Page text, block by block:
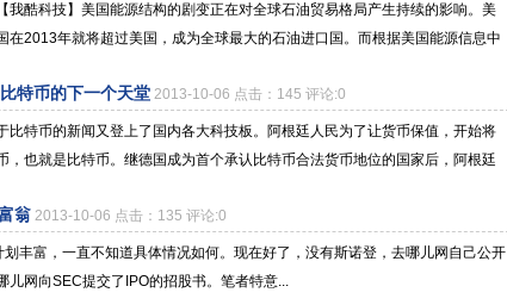
我酷科技】美国能源结构的剧变正在对全球石油贸易格局产生持续的影响。美
在2013年就将超过美国，成为全球最大的石油进口国。而根据美国能源信息中
特币的下一个天堂 2013-10-06 点击：145 评论:0
比特币的新闻又登上了国内各大科技板。阿根廷人民为了让货币保值，开始将
，也就是比特币。继德国成为首个承认比特币合法货币地位的国家后，阿根廷
翁 2013-10-06 点击：135 评论:0
丰富，一直不知道具体情况如何。现在好了，没有斯诺登，去哪儿网自己公开
网向SEC提交了IPO的招股书。笔者特意...